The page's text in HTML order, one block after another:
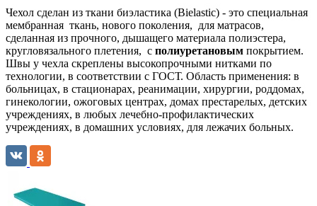
Чехол сделан из ткани биэластика (Bielastic) - это специальная
мембранная ткань, нового поколения, для матрасов,
сделанная из прочного, дышащего материала полиэстера,
кругловязального плетения, с полиуретановым покрытием.
Швы у чехла скреплены высокопрочными нитками по
технологии, в соответствии с ГОСТ. Область применения: в
больницах, в стационарах, реанимации, хирургии, роддомах,
гинекологии, ожоговых центрах, домах престарелых, детских
учреждениях, в любых лечебно-профилактических
учреждениях, в домашних условиях, для лежачих больных.